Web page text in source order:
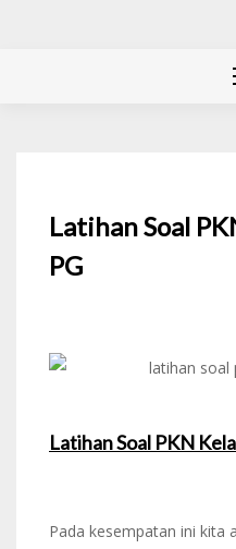
Latihan Soal
PG
Latihan Soal PKN
Pada kesempatan ini kita